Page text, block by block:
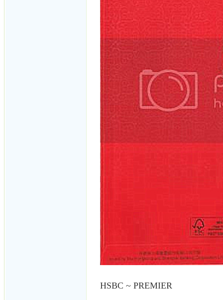
HSBC ~ PREMIER